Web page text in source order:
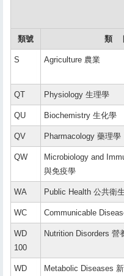
類號 類
S Agriculture 農業
QT Physiology 生理學
QU Biochemistry 生化學
QV Pharmacology 藥理學
QW
Microbiology and
與免疫學
WA Public Health 公共衛
WC Communicable
WD
100
Nutrition Disorders 營
WD
Metabolic Diseases